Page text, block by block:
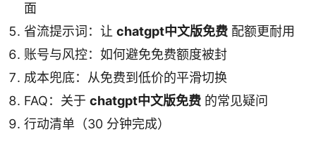
面
省流提示词：让 chatgpt中文版免费 配额更耐用
账号与风控：如何避免免费额度被封
成本兜底：从免费到低价的平滑切换
FAQ：关于 chatgpt中文版免费 的常见疑问
行动清单（30 分钟完成）